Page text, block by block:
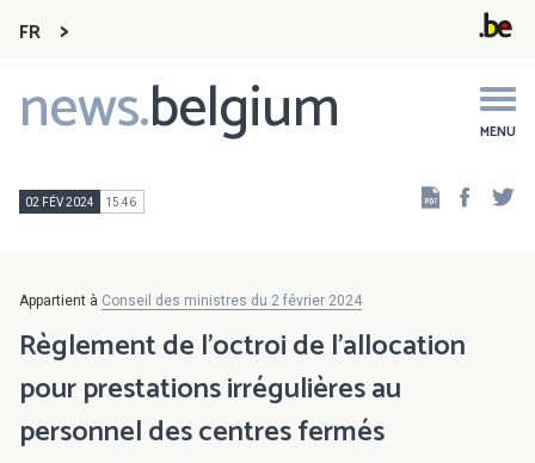
FR
news.belgium MENU
Main
navigation
02 FÉV 2024 15:46
Appartient à Conseil des ministres du 2 février 2024
Règlement de l'octroi de l'allocation
pour prestations irrégulières au
personnel des centres fermés